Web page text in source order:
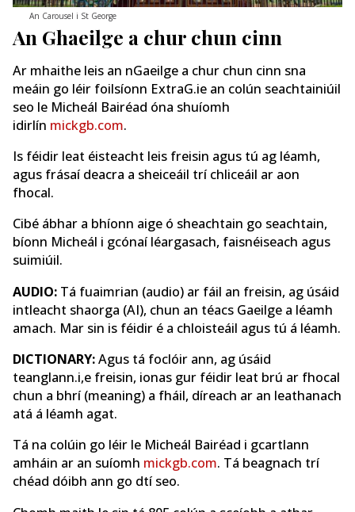
An Carousel i St George
An Ghaeilge a chur chun cinn
Ar mhaithe leis an nGaeilge a chur chun cinn sna
meáin go léir foilsíonn ExtraG.ie an colún seachtainiúil
seo le Micheál Bairéad óna shuíomh
idirlín mickgb.com.
Is féidir leat éisteacht leis freisin agus tú ag léamh,
agus frásaí deacra a sheiceáil trí chliceáil ar aon
fhocal.
Cibé ábhar a bhíonn aige ó sheachtain go seachtain,
bíonn Micheál i gcónaí léargasach, faisnéiseach agus
suimiúil.
AUDIO: Tá fuaimrian (audio) ar fáil an freisin, ag úsáid
intleacht shaorga (AI), chun an téacs Gaeilge a léamh
amach. Mar sin is féidir é a chloisteáil agus tú á léamh.
DICTIONARY:Agus tá foclóir ann, ag úsáid
teanglann.i,e freisin, ionas gur féidir leat brú ar fhocal
chun a bhrí (meaning) a fháil, díreach ar an leathanach
atá á léamh agat.
Tá na colúin go léir le Micheál Bairéad i gcartlann
amháin ar an suíomh mickgb.com. Tá beagnach trí
chéad dóibh ann go dtí seo.